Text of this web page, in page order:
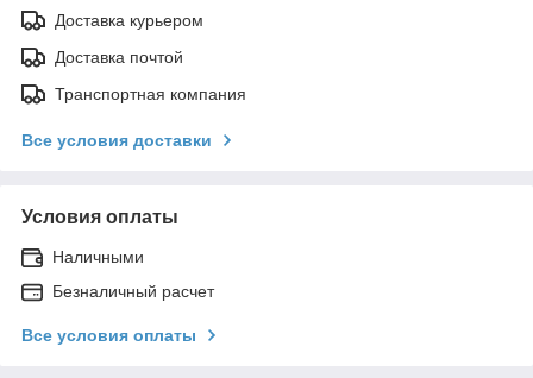
Доставка курьером
Доставка почтой
Транспортная компания
Все условия доставки
Условия оплаты
Наличными
Безналичный расчет
Все условия оплаты